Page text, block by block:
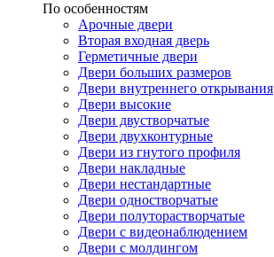
По особенностям
Арочные двери
Вторая входная дверь
Герметичные двери
Двери больших размеров
Двери внутреннего открывания
Двери высокие
Двери двустворчатые
Двери двухконтурные
Двери из гнутого профиля
Двери накладные
Двери нестандартные
Двери одностворчатые
Двери полуторастворчатые
Двери с видеонаблюдением
Двери с молдингом